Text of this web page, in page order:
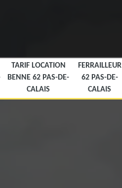
TARIF LOCATION
BENNE 62 PAS-DE-
CALAIS
FERRAILLEUR
62 PAS-DE-
CALAIS